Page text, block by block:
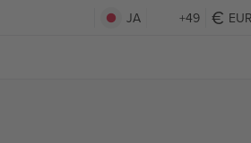
JA +49 EUR